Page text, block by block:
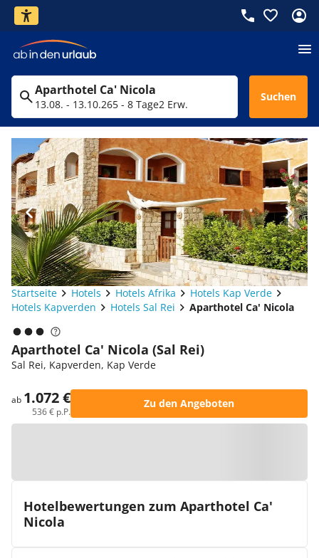
Aparthotel Ca' Nicola
13.08. - 13.10.265 - 8 Tage2 Erw.
Suchen
Startseite Hotels Hotels Afrika
Hotels Kap Verde
Hotels Kapverden
Hotels Sal Rei Aparthotel Ca' Nicola
Aparthotel Ca' Nicola (Sal Rei)
Sal Rei, Kapverden, Kap Verde
ab 1.072 €
536 € p.P.
Zu den Angeboten
Hotelbewertungen zum Aparthotel Ca'
Nicola